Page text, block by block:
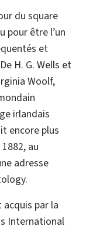
du square
pour être l’un
et
H. G. Wells et
Woolf,
irlandais
encore plus
au
adresse
par la
International